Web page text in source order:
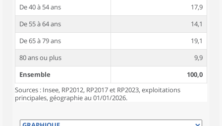
De 40 à 54 ans
17,9
De 55 à 64 ans
14,1
De 65 à 79 ans
19,1
80 ans ou plus
9,9
Ensemble
100,0
Sources : Insee, RP2012, RP2017 et RP2023, exploitations
principales, géographie au 01/01/2026.